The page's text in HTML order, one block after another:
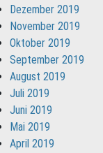
Dezember 2019
November 2019
Oktober 2019
September 2019
August 2019
Juli 2019
Juni 2019
Mai 2019
April 2019